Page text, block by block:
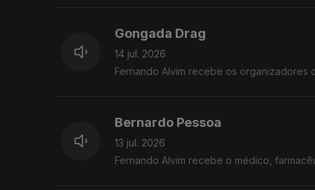
Gongada Drag
14 jul. 2026
Fernando Alvim recebe os organizadores
Bernardo Pessoa
13 jul. 2026
Fernando Alvim recebe o médico,